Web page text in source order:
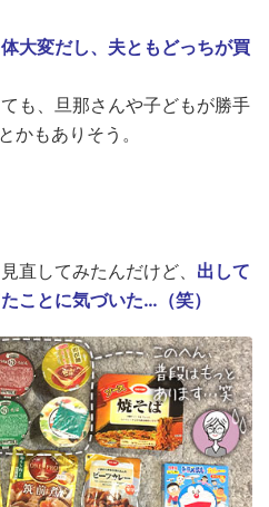
大変だし、夫ともどっちが買
も、旦那さんや子どもが勝手
かもありそう。
直してみたんだけど、 出して
ことに気づいた…（笑）